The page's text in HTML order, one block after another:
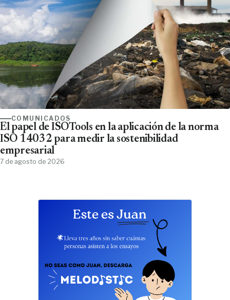
COMUNICADOS
El papel de ISOTools en la aplicación de la norma
ISO 14032 para medir la sostenibilidad
empresarial
7 de agosto de 2026